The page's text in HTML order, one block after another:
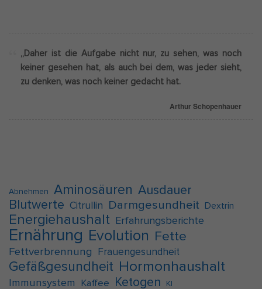
„Daher ist die Aufgabe nicht nur, zu sehen, was noch
keiner gesehen hat, als auch bei dem, was jeder sieht,
zu denken, was noch keiner gedacht hat.
Arthur Schopenhauer
Abnehmen Aminosäuren Ausdauer
Blutwerte
Citrullin Darmgesundheit Dextrin
Energiehaushalt Erfahrungsberichte
Ernährung Evolution Fette
Fettverbrennung Frauengesundheit
Gefäßgesundheit Hormonhaushalt
Immunsystem Kaffee Ketogen KI